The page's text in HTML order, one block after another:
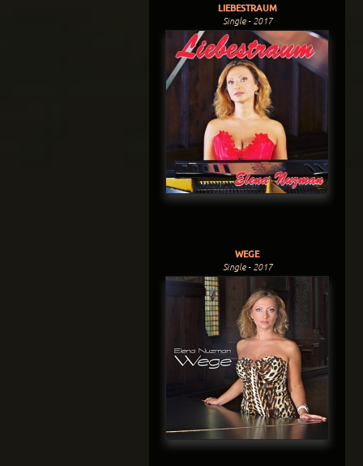
LIEBESTRAUM
Single - 2017
WEGE
Single - 2017